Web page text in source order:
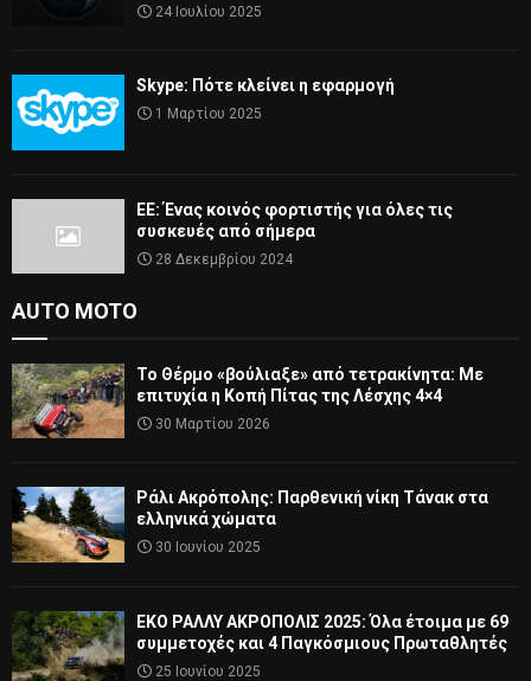
24 Ιουλίου 2025
Skype: Πότε κλείνει η εφαρμογή
1 Μαρτίου 2025
ΕΕ: Ένας κοινός φορτιστής για όλες τις
συσκευές από σήμερα
28 Δεκεμβρίου 2024
AUTO MOTO
Το Θέρμο «βούλιαξε» από τετρακίνητα: Με
επιτυχία η Κοπή Πίτας της Λέσχης 4×4
30 Μαρτίου 2026
Ράλι Ακρόπολης: Παρθενική νίκη Τάνακ στα
ελληνικά χώματα
30 Ιουνίου 2025
ΕΚΟ ΡΑΛΛΥ ΑΚΡΟΠΟΛΙΣ 2025: Όλα έτοιμα με 69
συμμετοχές και 4 Παγκόσμιους Πρωταθλητές
25 Ιουνίου 2025